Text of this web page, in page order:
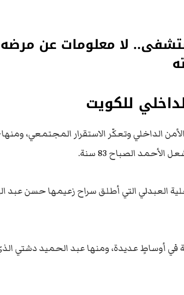
لا معلومات عن مرضه
للكويت
الداخلي وتعكّر الاستقرار المجتمعي،
الصباح 83 سنة.
العبدلي التي أطلق سراح زعيمها حسن عبد
في أوساطٍ عديدة، ومنها عبد الحميد دشتي